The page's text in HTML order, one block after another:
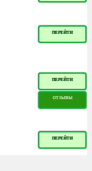
ПЕРЕЙТИ
ПЕРЕЙТИ
ОТЗЫВЫ
ПЕРЕЙТИ